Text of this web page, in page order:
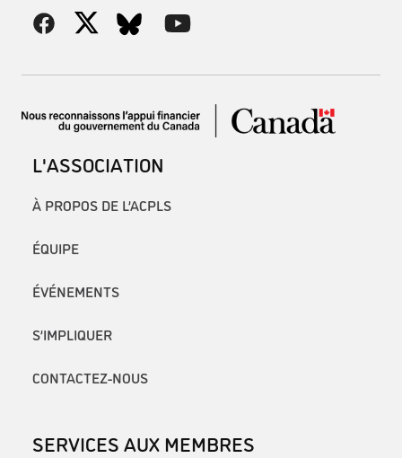
L'ASSOCIATION
À PROPOS DE L’ACPLS
ÉQUIPE
ÉVÉNEMENTS
S’IMPLIQUER
CONTACTEZ-NOUS
SERVICES AUX MEMBRES